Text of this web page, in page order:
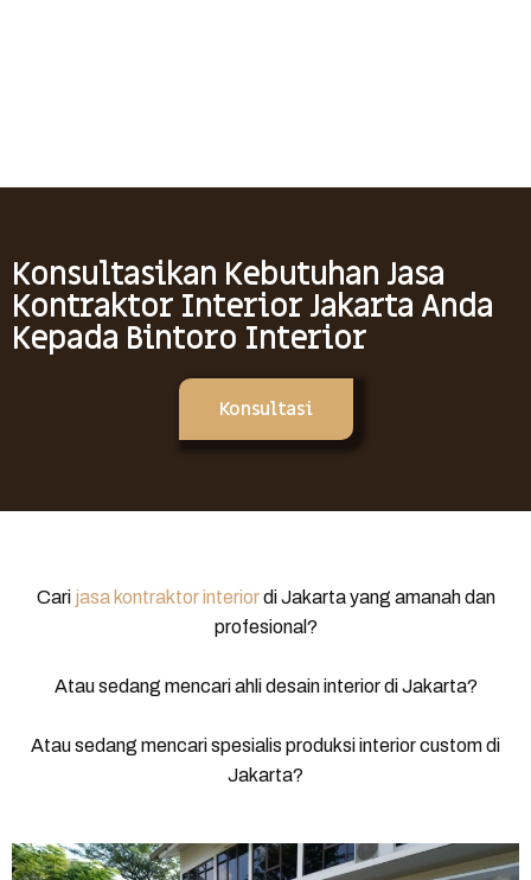
Konsultasikan Kebutuhan Jasa
Kontraktor Interior Jakarta Anda
Kepada Bintoro Interior
Konsultasi
Cari jasa kontraktor interiordi Jakarta yang amanah dan
profesional?
Atau sedang mencari ahli desain interior di Jakarta?
Atau sedang mencari spesialis produksi interior custom di
Jakarta?